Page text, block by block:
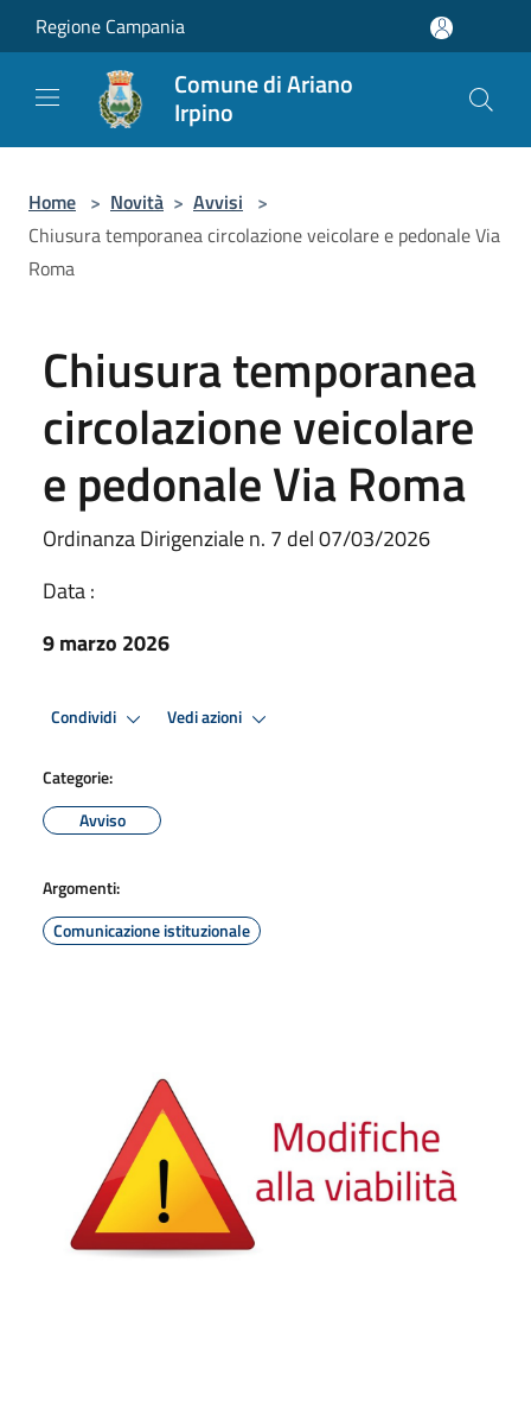
Salta al contenuto principale
Regione Campania
Comune di Ariano
Irpino
Home > Novità > Avvisi >
Chiusura temporanea circolazione veicolare e pedonale Via
Roma
Chiusura temporanea
circolazione veicolare
e pedonale Via Roma
Ordinanza Dirigenziale n. 7 del 07/03/2026
Data :
9 marzo 2026
Condividi Vedi azioni
Categorie:
Avviso
Argomenti:
Comunicazione istituzionale